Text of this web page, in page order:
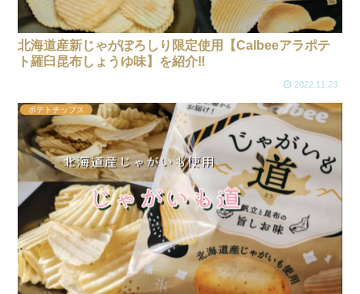
北海道産新じゃがぽろしり限定使用【Calbeeアラポテ
ト羅臼昆布しょうゆ味】を紹介‼
2022.11.23
ポテトチップス